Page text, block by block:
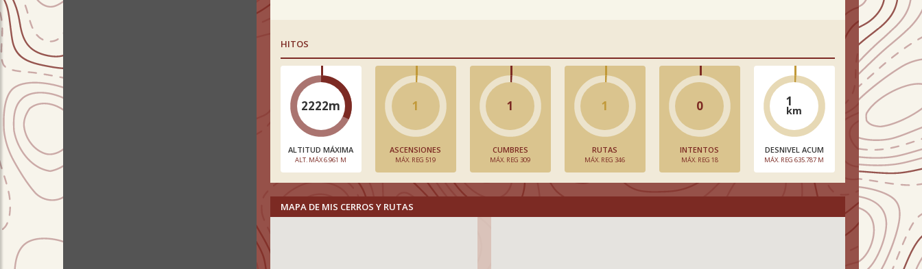
HITOS
2222m
ALTITUD MÁXIMA
ALT. MÁX 6.961 M
1
ASCENSIONES
MÁX. REG 519
1
CUMBRES
MÁX. REG 309
1
RUTAS
MÁX. REG 346
0
INTENTOS
MÁX. REG 18
1
km
DESNIVEL ACUM
MÁX. REG 635.787 M
MAPA DE MIS CERROS Y RUTAS